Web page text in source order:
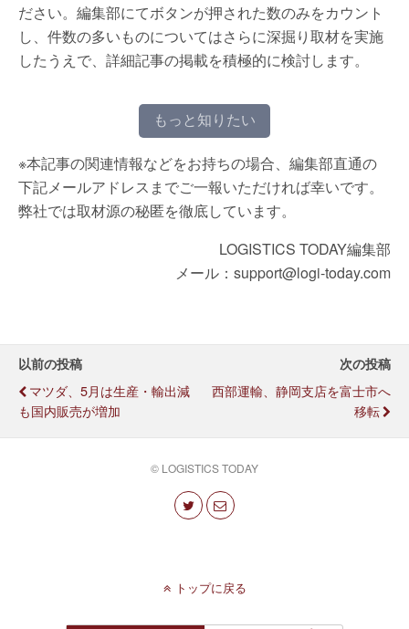
ださい。編集部にてボタンが押された数のみをカウント
し、件数の多いものについてはさらに深掘り取材を実施
したうえで、詳細記事の掲載を積極的に検討します。
もっと知りたい
※本記事の関連情報などをお持ちの場合、編集部直通の
下記メールアドレスまでご一報いただければ幸いです。
弊社では取材源の秘匿を徹底しています。
LOGISTICS TODAY編集部
メール：support@logi-today.com
以前の投稿
マツダ、5月は生産・輸出減
も国内販売が増加
次の投稿
西部運輸、静岡支店を富士市へ
移転
© LOGISTICS TODAY
トップに戻る